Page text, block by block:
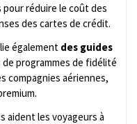
réduire le coût des
des cartes de crédit.
également des guides
de programmes de fidélité
compagnies aériennes,
aident les voyageurs à